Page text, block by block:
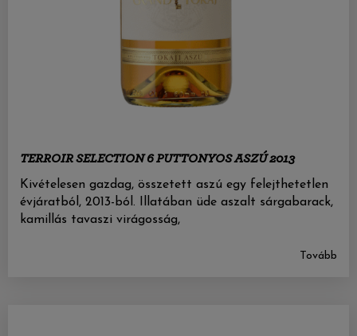
TERROIR SELECTION 6 PUTTONYOS ASZÚ 2013
Kivételesen gazdag, összetett aszú egy felejthetetlen
évjáratból, 2013-ból. Illatában üde aszalt sárgabarack,
kamillás tavaszi virágosság,
Tovább